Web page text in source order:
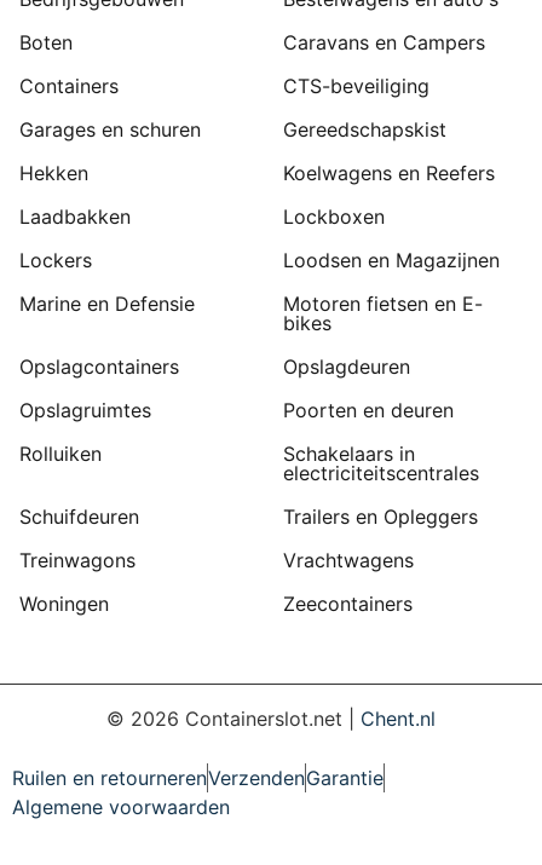
Boten
Caravans en Campers
Containers
CTS-beveiliging
Garages en schuren
Gereedschapskist
Hekken
Koelwagens en Reefers
Laadbakken
Lockboxen
Lockers
Loodsen en Magazijnen
Marine en Defensie
Motoren fietsen en E-
bikes
Opslagcontainers
Opslagdeuren
Opslagruimtes
Poorten en deuren
Rolluiken
Schakelaars in
electriciteitscentrales
Schuifdeuren
Trailers en Opleggers
Treinwagons
Vrachtwagens
Woningen
Zeecontainers
© 2026 Containerslot.net | Chent.nl
Ruilen en retournerenVerzendenGarantie
Algemene voorwaarden